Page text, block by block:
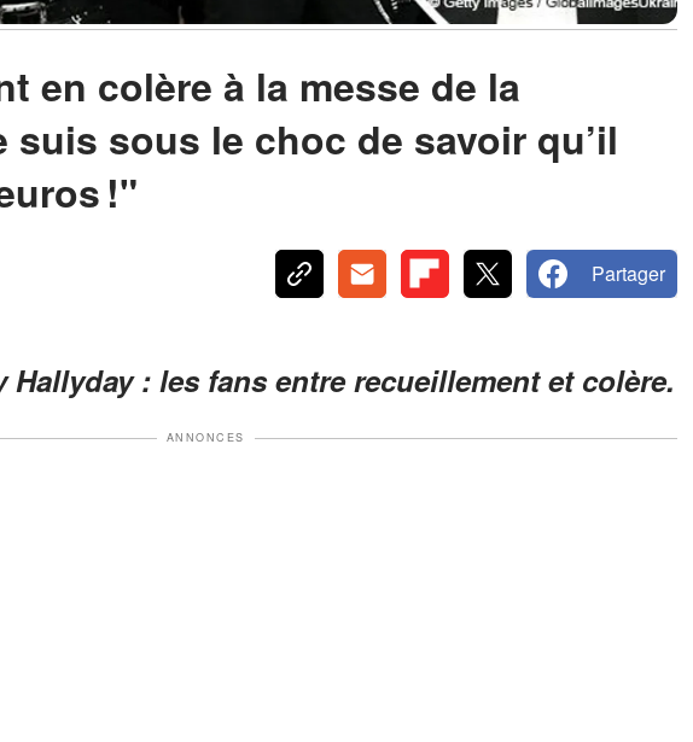
en colère à la messe de la
suis sous le choc de savoir qu’il
!"
Partager
Hallyday : les fans entre recueillement et colère.
ANNONCES